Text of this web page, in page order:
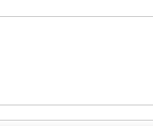
các chủ đề